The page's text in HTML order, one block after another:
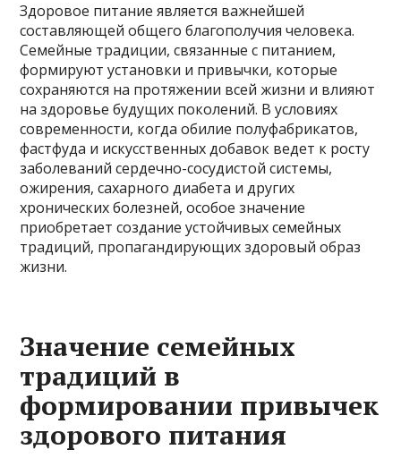
Здоровое питание является важнейшей
составляющей общего благополучия человека.
Семейные традиции, связанные с питанием,
формируют установки и привычки, которые
сохраняются на протяжении всей жизни и влияют
на здоровье будущих поколений. В условиях
современности, когда обилие полуфабрикатов,
фастфуда и искусственных добавок ведет к росту
заболеваний сердечно-сосудистой системы,
ожирения, сахарного диабета и других
хронических болезней, особое значение
приобретает создание устойчивых семейных
традиций, пропагандирующих здоровый образ
жизни.
Значение семейных
традиций в
формировании привычек
здорового питания